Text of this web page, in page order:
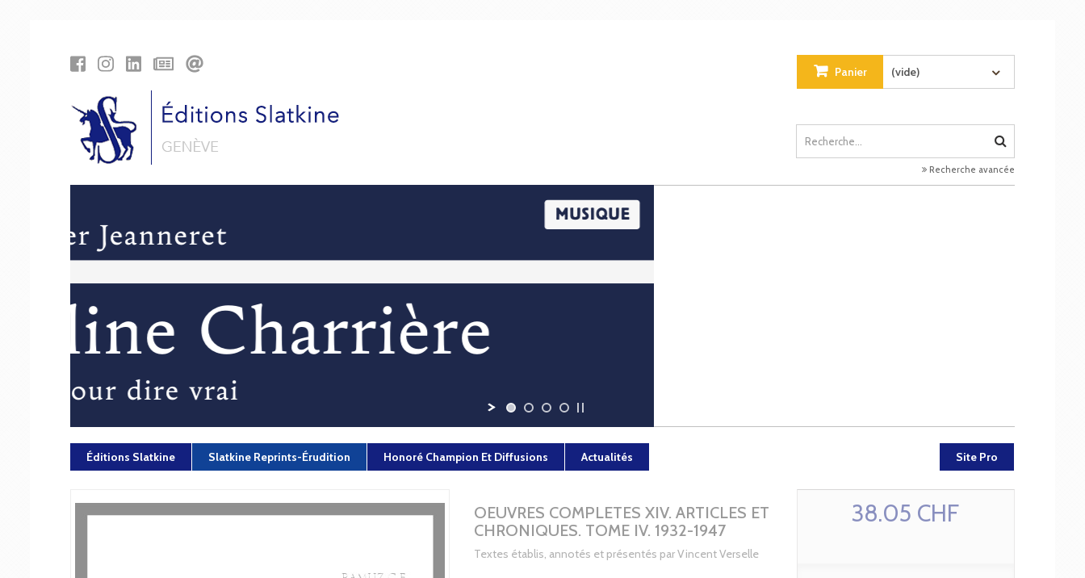
Panier (vide)
Recherche avancée
Éditions Slatkine Slatkine Reprints-Érudition Honoré Champion Et Diffusions Actualités Site Pro
OEUVRES COMPLETES XIV. ARTICLES ET
CHRONIQUES. TOME IV. 1932-1947
Textes établis, annotés et présentés par Vincent Verselle
38.05 CHF